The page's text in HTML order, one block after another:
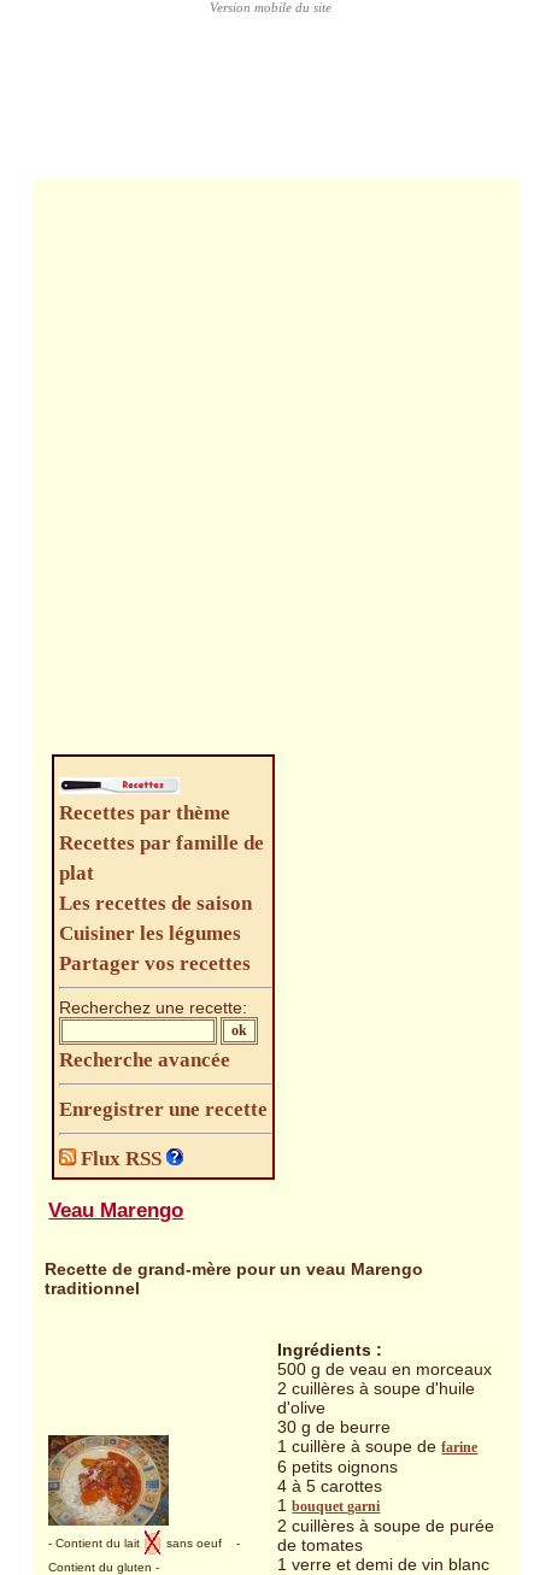
Recettes par thème
Recettes par famille de
plat
Les recettes de saison
Cuisiner les légumes
Partager vos recettes
Recherchez une recette:
Recherche avancée
Enregistrer une recette
Flux RSS
Veau Marengo
Recette de grand-mère pour un veau Marengo
traditionnel
- Contient du lait sans oeuf
-
Contient du gluten-
Ingrédients :
500 g de veau en morceaux
2 cuillères à soupe d'huile
d'olive
30 g de beurre
1 cuillère à soupe defarine
6 petits oignons
4 à 5 carottes
1bouquet garni
2 cuillères à soupe de purée
de tomates
1 verre et demi de vin blanc